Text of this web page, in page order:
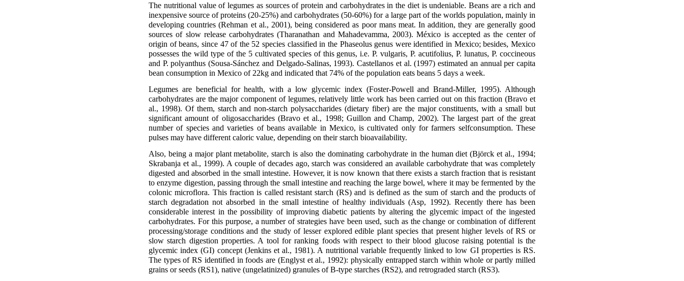
The nutritional value of legumes as sources of protein and carbohydrates in the diet is undeniable. Beans are a rich and
inexpensive source of proteins (20-25%) and carbohydrates (50-60%) for a large part of the worlds population, mainly in
developing countries (Rehman et al., 2001), being considered as poor mans meat. In addition, they are generally good
sources of slow release carbohydrates (Tharanathan and Mahadevamma, 2003). México is accepted as the center of
origin of beans, since 47 of the 52 species classified in the Phaseolus genus were identified in Mexico; besides, Mexico
possesses the wild type of the 5 cultivated species of this genus, i.e. P. vulgaris, P. acutifolius, P. lunatus, P. coccineous
and P. polyanthus (Sousa-Sánchez and Delgado-Salinas, 1993). Castellanos et al. (1997) estimated an annual per capita
bean consumption in Mexico of 22kg and indicated that 74% of the population eats beans 5 days a week.
Legumes are beneficial for health, with a low glycemic index (Foster-Powell and Brand-Miller, 1995). Although
carbohydrates are the major component of legumes, relatively little work has been carried out on this fraction (Bravo et
al., 1998). Of them, starch and non-starch polysaccharides (dietary fiber) are the major constituents, with a small but
significant amount of oligosaccharides (Bravo et al., 1998; Guillon and Champ, 2002). The largest part of the great
number of species and varieties of beans available in Mexico, is cultivated only for farmers selfconsumption. These
pulses may have different caloric value, depending on their starch bioavailability.
Also, being a major plant metabolite, starch is also the dominating carbohydrate in the human diet (Björck et al., 1994;
Skrabanja et al., 1999). A couple of decades ago, starch was considered an available carbohydrate that was completely
digested and absorbed in the small intestine. However, it is now known that there exists a starch fraction that is resistant
to enzyme digestion, passing through the small intestine and reaching the large bowel, where it may be fermented by the
colonic microflora. This fraction is called resistant starch (RS) and is defined as the sum of starch and the products of
starch degradation not absorbed in the small intestine of healthy individuals (Asp, 1992). Recently there has been
considerable interest in the possibility of improving diabetic patients by altering the glycemic impact of the ingested
carbohydrates. For this purpose, a number of strategies have been used, such as the change or combination of different
processing/storage conditions and the study of lesser explored edible plant species that present higher levels of RS or
slow starch digestion properties. A tool for ranking foods with respect to their blood glucose raising potential is the
glycemic index (GI) concept (Jenkins et al., 1981). A nutritional variable frequently linked to low GI properties is RS.
The types of RS identified in foods are (Englyst et al., 1992): physically entrapped starch within whole or partly milled
grains or seeds (RS1), native (ungelatinized) granules of B-type starches (RS2), and retrograded starch (RS3).